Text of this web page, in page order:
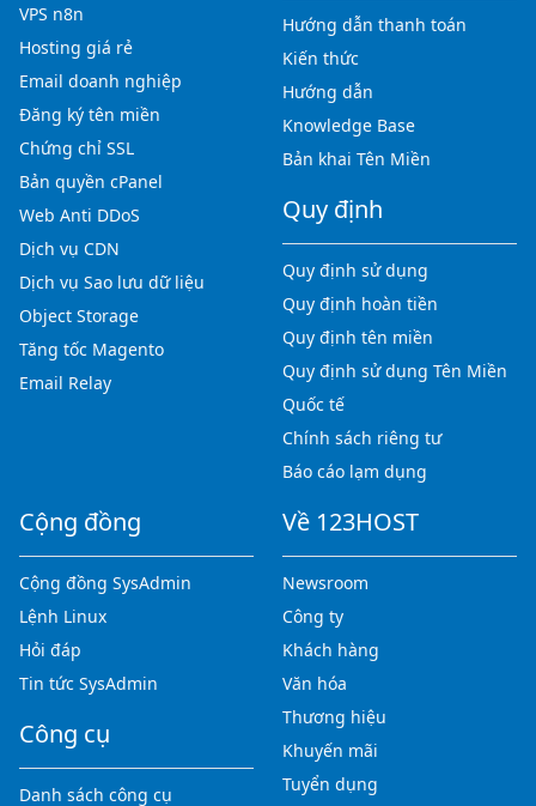
VPS n8n
Hosting giá rẻ
Email doanh nghiệp
Đăng ký tên miền
Chứng chỉ SSL
Bản quyền cPanel
Web Anti DDoS
Dịch vụ CDN
Dịch vụ Sao lưu dữ liệu
Object Storage
Tăng tốc Magento
Email Relay
Hướng dẫn thanh toán
Kiến thức
Hướng dẫn
Knowledge Base
Bản khai Tên Miền
Quy định
Quy định sử dụng
Quy định hoàn tiền
Quy định tên miền
Quy định sử dụng Tên Miền
Quốc tế
Chính sách riêng tư
Báo cáo lạm dụng
Cộng đồng
Cộng đồng SysAdmin
Lệnh Linux
Hỏi đáp
Tin tức SysAdmin
Công cụ
Danh sách công cụ
Về 123HOST
Newsroom
Công ty
Khách hàng
Văn hóa
Thương hiệu
Khuyến mãi
Tuyển dụng